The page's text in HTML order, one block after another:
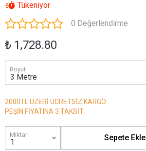
Tükeniyor
0 Değerlendirme
₺ 1,728.80
Boyut
2000TL ÜZERİ ÜCRETSİZ KARGO
PEŞİN FİYATINA 3 TAKSİT
Miktar Sepete Ekle